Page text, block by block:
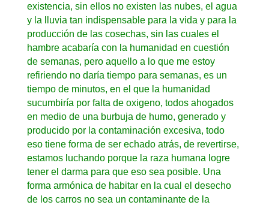
existencia, sin ellos no existen las nubes, el agua
y la lluvia tan indispensable para la vida y para la
producción de las cosechas, sin las cuales el
hambre acabaría con la humanidad en cuestión
de semanas, pero aquello a lo que me estoy
refiriendo no daría tiempo para semanas, es un
tiempo de minutos, en el que la humanidad
sucumbiría por falta de oxigeno, todos ahogados
en medio de una burbuja de humo, generado y
producido por la contaminación excesiva, todo
eso tiene forma de ser echado atrás, de revertirse,
estamos luchando porque la raza humana logre
tener el darma para que eso sea posible. Una
forma armónica de habitar en la cual el desecho
de los carros no sea un contaminante de la